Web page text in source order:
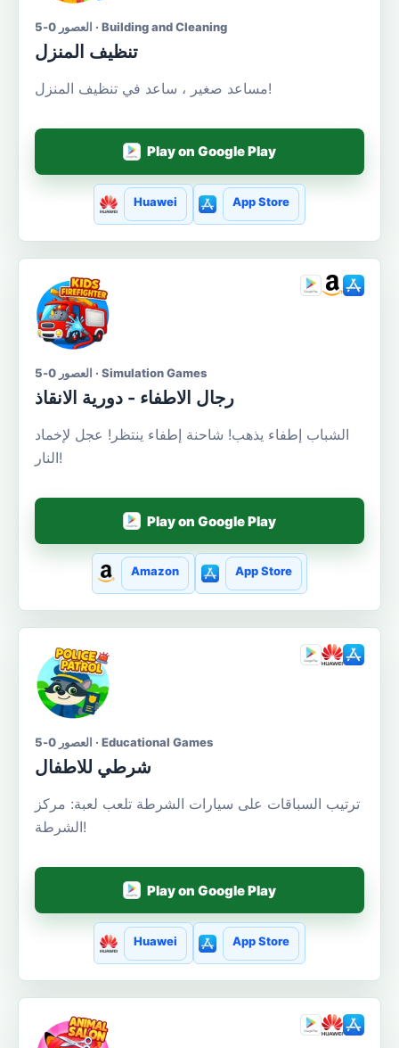
العصور 0-5 · Building and Cleaning
تنظيف المنزل
مساعد صغير ، ساعد في تنظيف المنزل!
Play on Google Play
Huawei App Store
العصور 0-5 · Simulation Games
رجال الاطفاء - دورية الانقاذ
الشباب إطفاء يذهب! شاحنة إطفاء ينتظر! عجل لإخماد
النار!
Play on Google Play
Amazon App Store
العصور 0-5 · Educational Games
شرطي للاطفال
ترتيب السباقات على سيارات الشرطة تلعب لعبة: مركز
الشرطة!
Play on Google Play
Huawei App Store